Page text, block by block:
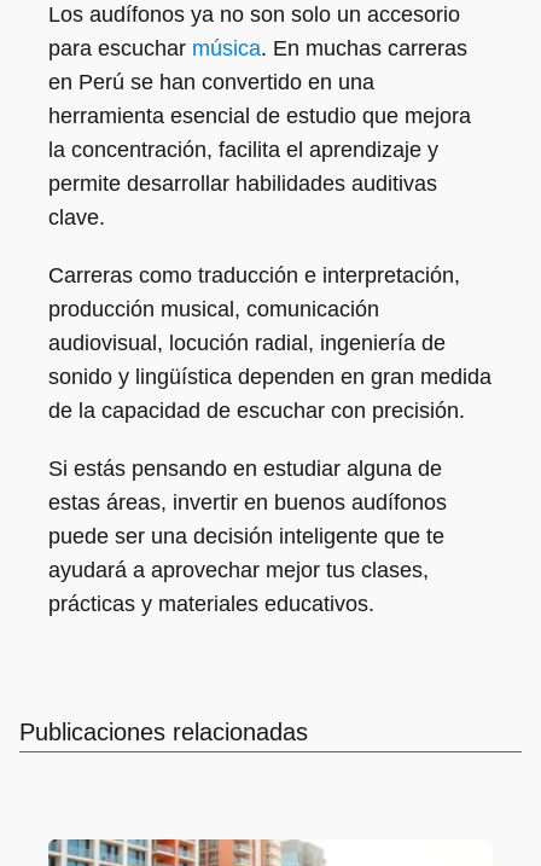
Los audífonos ya no son solo un accesorio
para escuchar música. En muchas carreras
en Perú se han convertido en una
herramienta esencial de estudio que mejora
la concentración, facilita el aprendizaje y
permite desarrollar habilidades auditivas
clave.
Carreras como traducción e interpretación,
producción musical, comunicación
audiovisual, locución radial, ingeniería de
sonido y lingüística dependen en gran medida
de la capacidad de escuchar con precisión.
Si estás pensando en estudiar alguna de
estas áreas, invertir en buenos audífonos
puede ser una decisión inteligente que te
ayudará a aprovechar mejor tus clases,
prácticas y materiales educativos.
Publicaciones relacionadas